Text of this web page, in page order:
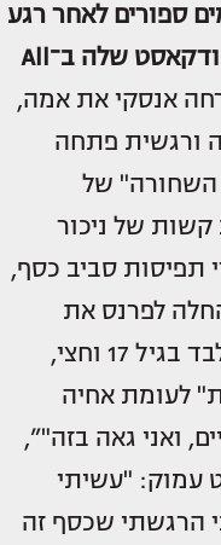
ספורים לאחר רגע
טעון וחשוף במיוחד שנרשם בפודקאסט שלה ב־All
אנסקי את אמה,
ורגשית פתחה
השחורה" של
של ניכור
תפיסות סביב כסף,
לפרנס את
עצמה כבר בגיל 15, עברה לגור לבד בגיל 17 וחצי,
לעומת אחיה
ואני גאה בזה"”,
עמוק: "עשיתי
כי הרגשתי שכסף זה